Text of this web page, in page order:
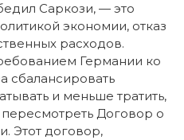
Саркози, — это
экономии, отказ
расходов.
Германии ко
сбалансировать
и меньше тратить,
Договор о
Этот договор,